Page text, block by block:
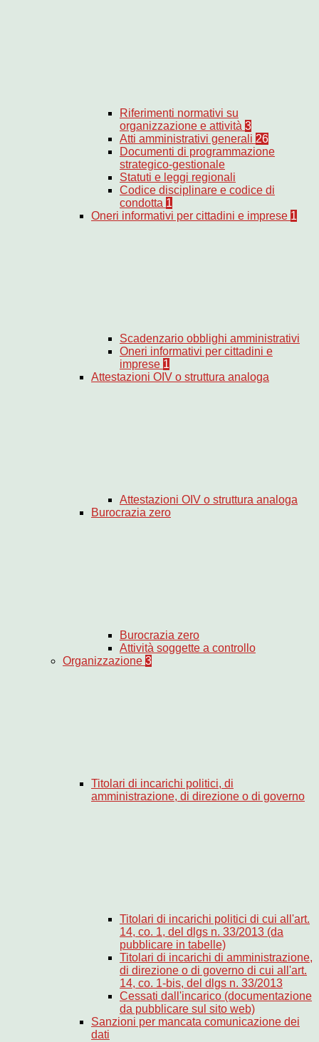
Riferimenti normativi su
organizzazione e attività 3
Atti amministrativi generali 26
Documenti di programmazione
strategico-gestionale
Statuti e leggi regionali
Codice disciplinare e codice di
condotta 1
Oneri informativi per cittadini e imprese 1
Scadenzario obblighi amministrativi
Oneri informativi per cittadini e
imprese 1
Attestazioni OIV o struttura analoga
Attestazioni OIV o struttura analoga
Burocrazia zero
Burocrazia zero
Attività soggette a controllo
Organizzazione 3
Titolari di incarichi politici, di
amministrazione, di direzione o di governo
Titolari di incarichi politici di cui all'art.
14, co. 1, del dlgs n. 33/2013 (da
pubblicare in tabelle)
Titolari di incarichi di amministrazione,
di direzione o di governo di cui all'art.
14, co. 1-bis, del dlgs n. 33/2013
Cessati dall'incarico (documentazione
da pubblicare sul sito web)
Sanzioni per mancata comunicazione dei
dati